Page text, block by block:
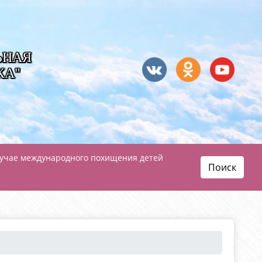
международного похищения детей
Поиск